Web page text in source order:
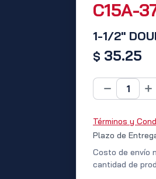
1-1/2"
C15A-
$ 35.25
Términos y
Plazo de
Costo de envío
cantidad de